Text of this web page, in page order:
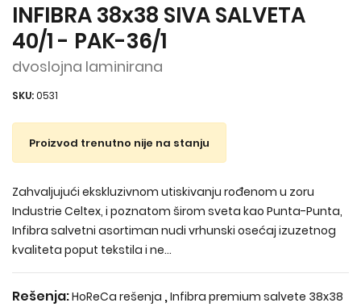
INFIBRA 38x38 SIVA SALVETA
40/1 - PAK-36/1
dvoslojna laminirana
SKU:0531
Proizvod trenutno nije na stanju
Zahvaljujući ekskluzivnom utiskivanju rođenom u zoru
Industrie Celtex, i poznatom širom sveta kao Punta-Punta,
Infibra salvetni asortiman nudi vrhunski osećaj izuzetnog
kvaliteta poput tekstila i ne...
Rešenja:HoReCa rešenja ,Infibra premium salvete 38x38